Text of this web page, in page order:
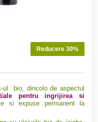
Reducere 30%
ul bio, dincolo de aspectul
pentru ingrijirea si
si expuse permanent la